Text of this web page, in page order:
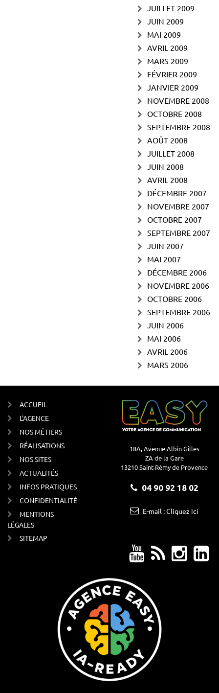
JUILLET 2009
JUIN 2009
MAI 2009
AVRIL 2009
MARS 2009
FÉVRIER 2009
JANVIER 2009
NOVEMBRE 2008
OCTOBRE 2008
SEPTEMBRE 2008
AOÛT 2008
JUILLET 2008
JUIN 2008
AVRIL 2008
DÉCEMBRE 2007
NOVEMBRE 2007
OCTOBRE 2007
SEPTEMBRE 2007
JUIN 2007
MAI 2007
DÉCEMBRE 2006
NOVEMBRE 2006
OCTOBRE 2006
SEPTEMBRE 2006
JUIN 2006
MAI 2006
AVRIL 2006
MARS 2006
ACCUEIL
L'AGENCE
NOS MÉTIERS
RÉALISATIONS
NOS SITES
ACTUALITÉS
INFOS PRATIQUES
CONFIDENTIALITÉ
MENTIONS
LÉGALES
SITEMAP
18A, Avenue Albin Gilles
ZA de la Gare
13210 Saint-Rémy de Provence
04 90 92 18 02
E-mail : Cliquez ici